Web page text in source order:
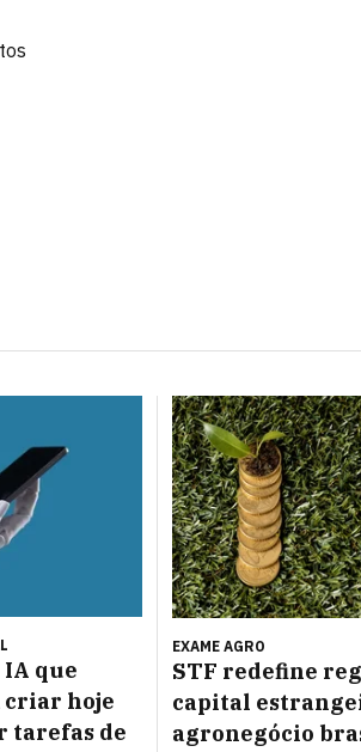
IA que
criar hoje
tarefas de
EXAME AGRO
STF redefine
capital
agronegócio